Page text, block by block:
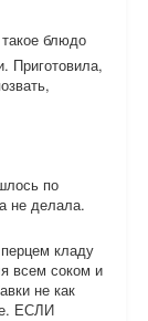
блюдо
Приготовила,
по
не делала.
кладу
всем соком и
не как
ЕСЛИ